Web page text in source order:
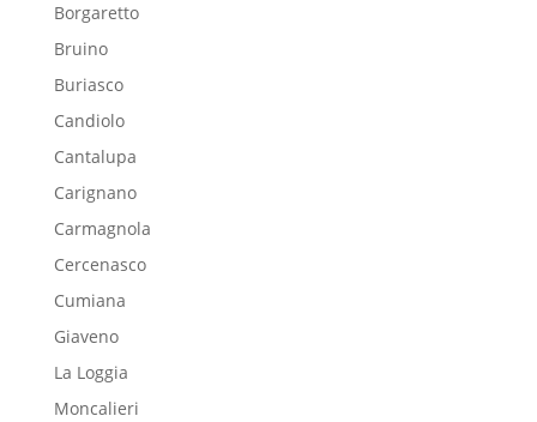
Borgaretto
Bruino
Buriasco
Candiolo
Cantalupa
Carignano
Carmagnola
Cercenasco
Cumiana
Giaveno
La Loggia
Moncalieri